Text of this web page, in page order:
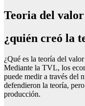
Teoria del
¿quién creó la
¿Qué es la teoría del
Mediante la TVL, los
puede medir a través del
defendieron la teoría,
producción.